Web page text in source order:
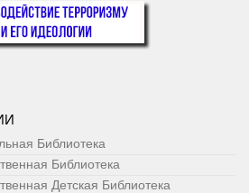
Библиотека
Библиотека
Детская Библиотека